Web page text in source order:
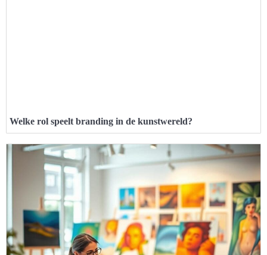
Welke rol speelt branding in de kunstwereld?